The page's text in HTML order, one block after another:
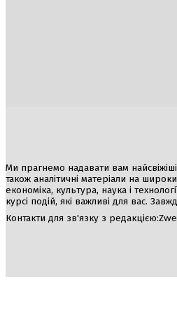
Ми прагнемо надавати вам
також аналітичні матеріали на
економіка, культура, наука і
курсі подій, які важливі для вас.
Контакти для зв'язку з редакцією: